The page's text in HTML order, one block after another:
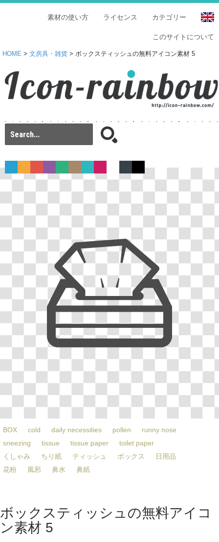
カテゴリー
ライセンス
素材の使い方
このサイトについて
HOME > 文房具・雑貨 > ボックスティッシュの無料アイコン素材 5
BOX cold daily necessities pollen
runny nose
sneezing
tissue tissue paper
toilet paper
くしゃみ
ちり紙 ティッシュ ボックス
日用品
花粉
風邪 鼻水 鼻紙
ボックスティッシュの無料アイコ
ン素材 5